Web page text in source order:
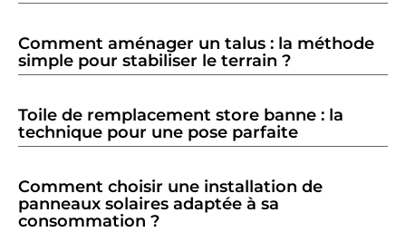
Comment aménager un talus : la méthode
simple pour stabiliser le terrain ?
Toile de remplacement store banne : la
technique pour une pose parfaite
Comment choisir une installation de
panneaux solaires adaptée à sa
consommation ?